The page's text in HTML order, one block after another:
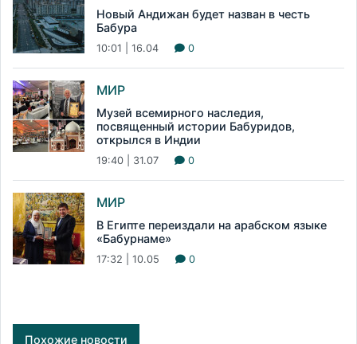
Новый Андижан будет назван в честь
Бабура
10:01 | 16.04 0
МИР
Музей всемирного наследия,
посвященный истории Бабуридов,
открылся в Индии
19:40 | 31.07 0
МИР
В Египте переиздали на арабском языке
«Бабурнаме»
17:32 | 10.05 0
Похожие новости